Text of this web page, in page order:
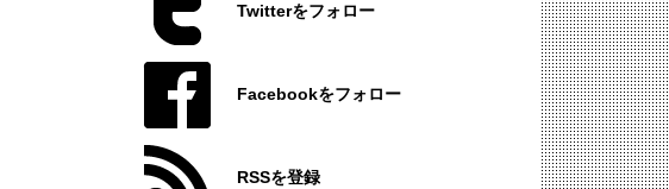
Twitterをフォロー
Facebookをフォロー
RSSを登録